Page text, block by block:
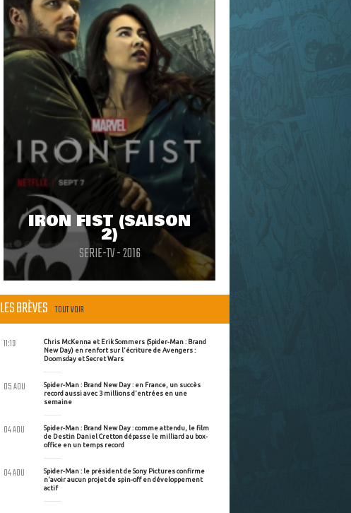
IRON FIST (SAISON
2)
SERIE-TV - 2016
LES BRÈVES TOUT VOIR
Chris McKenna et Erik Sommers (Spider-Man : Brand
New Day) en renfort sur l'écriture de Avengers :
Doomsday et Secret Wars
11:19
Spider-Man : Brand New Day : en France, un succès
record aussi avec 3 millions d'entrées en une
semaine
05 AOU
Spider-Man : Brand New Day : comme attendu, le film
de Destin Daniel Cretton dépasse le milliard au box-
office en un temps record
04 AOU
Spider-Man : le président de Sony Pictures confirme
n'avoir aucun projet de spin-off en développement
actif
04 AOU